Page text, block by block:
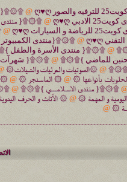
@ ۩۞۩{
@۩۞۩{ منتدى
@
@۩۞۩{منتدى
@۩۞۩{ منتدى الأسرة والطفل
للماضي }۩۞۩ @ ۩۞۩{ سَهرآت
}۩۞۩ @۞الصوتيات والمرئيات والشيلات۞
بأنواعها ۞ @۞ الماسنجر ۞ @۞
۩۞۩{ منتدى الاسـلامـــي }۩۞۩ @
و المهمة ۞ @۞ الأثاث و الحرف
۞ @